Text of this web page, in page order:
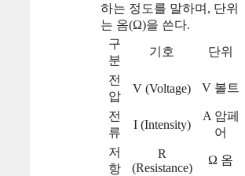
하는 정도를 말하며, 단위
는 옴(Ω)을 쓴다.
구
분
기호 단위
전
압
V (Voltage) V 볼트
전
류
I (Intensity)
A 암페
어
저
항
R
(Resistance)
Ω 옴